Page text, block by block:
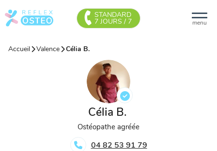
menu
STANDARD
7 JOURS / 7
Accueil Valence Célia B.
Célia B.
Ostéopathe agréée
04 82 53 91 79